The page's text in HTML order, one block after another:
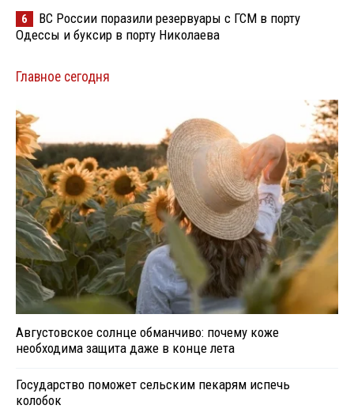
6
ВС России поразили резервуары с ГСМ в порту
Одессы и буксир в порту Николаева
Главное сегодня
Августовское солнце обманчиво: почему коже
необходима защита даже в конце лета
Государство поможет сельским пекарям испечь
колобок